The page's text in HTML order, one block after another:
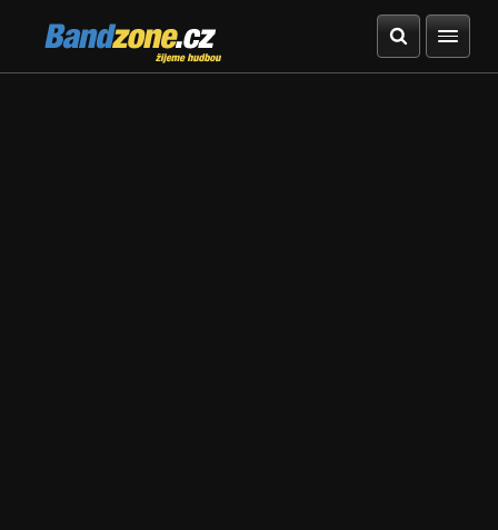
Bandzone.cz
žijeme hudbou